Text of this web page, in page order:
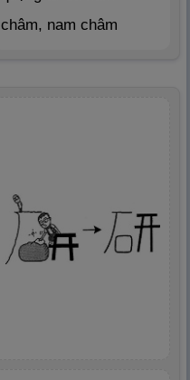
châm, nam châm